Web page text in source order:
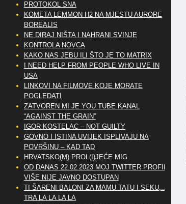
PROTOKOL SNA
KOMETA LEMMON H2 NA MJESTU AURORE
BOREALIS
NE DIRAJ NIŠTA I NAHRANI SVINJE
KONTROLA NOVCA
KAKO NAS JEBU ILI ŠTO JE TO MATRIX
I NEED HELP FROM PEOPLE WHO LIVE IN
USA
LINKOVI NA FILMOVE KOJE MORATE
POGLEDATI
ZATVOREN MI JE YOU TUBE KANAL
“AGAINST THE GRAIN”
IGOR KOSTELAC – NOT GUILTY
GOVNO I ISTINA UVIJEK ISPLIVAJU NA
POVRŠINU – KAD TAD
HRVATSKO(M) PROL(I)JEĆE MIG
OD DANAS 22.02.2023 MOJ TWITTER PROFIL
VIŠE NIJE JAVNO DOSTUPAN
TI ŠARENI BALONI ZA MAMU TATU I SEKU,..
TRA LA LA LA LA